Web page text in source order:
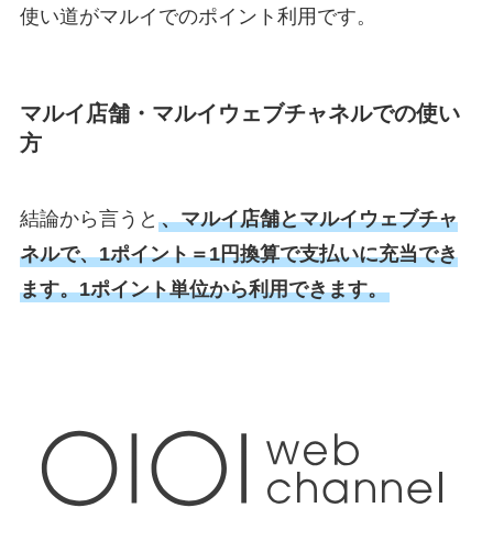
使い道がマルイでのポイント利用です。
マルイ店舗・マルイウェブチャネルでの使い
方
結論から言うと 、マルイ店舗とマルイウェブチャ
ネルで、1ポイント＝1円換算で支払いに充当でき
ます。1ポイント単位から利用できます。